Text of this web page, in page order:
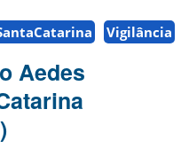
Vigilância
Aedes